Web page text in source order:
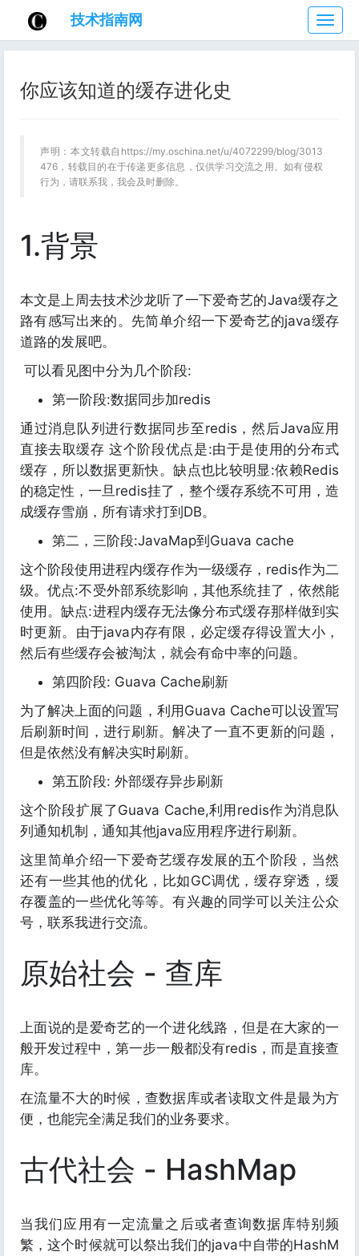
技
术
指
技术指南网
你应该知道的缓存进化史
声明：本文转载自https://my.oschina.net/u/4072299/blog/3013
476，转载目的在于传递更多信息，仅供学习交流之用。如有侵权
行为，请联系我，我会及时删除。
1.背景
本文是上周去技术沙龙听了一下爱奇艺的Java缓存之
路有感写出来的。先简单介绍一下爱奇艺的java缓存
道路的发展吧。
可以看见图中分为几个阶段:
第一阶段:数据同步加redis
通过消息队列进行数据同步至redis，然后Java应用
直接去取缓存 这个阶段优点是:由于是使用的分布式
缓存，所以数据更新快。缺点也比较明显:依赖Redis
的稳定性，一旦redis挂了，整个缓存系统不可用，造
成缓存雪崩，所有请求打到DB。
第二，三阶段:JavaMap到Guava cache
这个阶段使用进程内缓存作为一级缓存，redis作为二
级。优点:不受外部系统影响，其他系统挂了，依然能
使用。缺点:进程内缓存无法像分布式缓存那样做到实
时更新。由于java内存有限，必定缓存得设置大小，
然后有些缓存会被淘汰，就会有命中率的问题。
第四阶段: Guava Cache刷新
为了解决上面的问题，利用Guava Cache可以设置写
后刷新时间，进行刷新。解决了一直不更新的问题，
但是依然没有解决实时刷新。
第五阶段: 外部缓存异步刷新
这个阶段扩展了Guava Cache,利用redis作为消息队
列通知机制，通知其他java应用程序进行刷新。
这里简单介绍一下爱奇艺缓存发展的五个阶段，当然
还有一些其他的优化，比如GC调优，缓存穿透，缓
存覆盖的一些优化等等。有兴趣的同学可以关注公众
号，联系我进行交流。
原始社会 - 查库
上面说的是爱奇艺的一个进化线路，但是在大家的一
般开发过程中，第一步一般都没有redis，而是直接查
库。
在流量不大的时候，查数据库或者读取文件是最为方
便，也能完全满足我们的业务要求。
古代社会 - HashMap
当我们应用有一定流量之后或者查询数据库特别频
繁，这个时候就可以祭出我们的java中自带的HashM